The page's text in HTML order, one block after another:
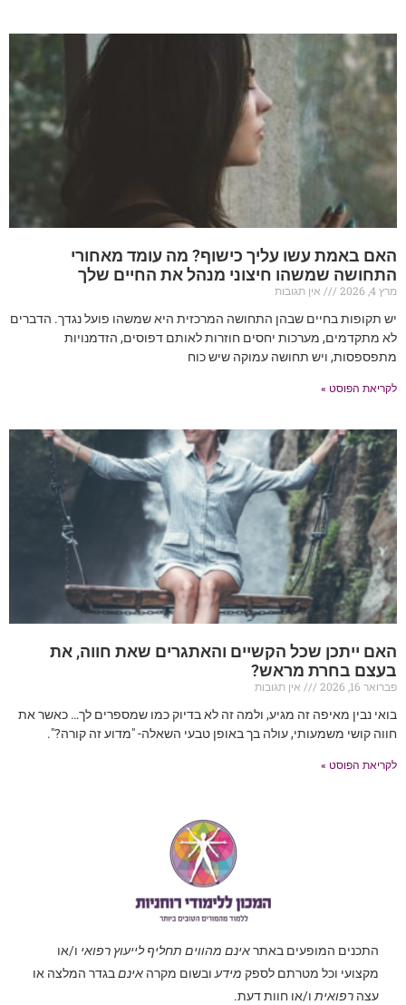
האם באמת עשו עליך כישוף? מה עומד מאחורי
התחושה שמשהו חיצוני מנהל את החיים שלך
מרץ 4, 2026
אין תגובות
יש תקופות בחיים שבהן התחושה המרכזית היא שמשהו פועל נגדך. הדברים
לא מתקדמים, מערכות יחסים חוזרות לאותם דפוסים, הזדמנויות
מתפספסות, ויש תחושה עמוקה שיש כוח
לקריאת הפוסט »
האם ייתכן שכל הקשיים והאתגרים שאת חווה, את
בעצם בחרת מראש?
פברואר 16, 2026
אין תגובות
בואי נבין מאיפה זה מגיע, ולמה זה לא בדיוק כמו שמספרים לך… כאשר את
חווה קושי משמעותי, עולה בך באופן טבעי השאלה- "מדוע זה קורה?".
לקריאת הפוסט »
התכנים המופעים באתראינם מהווים תחליף לייעוץ רפואי ו/או
מקצועי וכל מטרתם לספק מידעובשום מקרה אינםבגדר המלצה או
עצה רפואיתו/או חוות דעת.